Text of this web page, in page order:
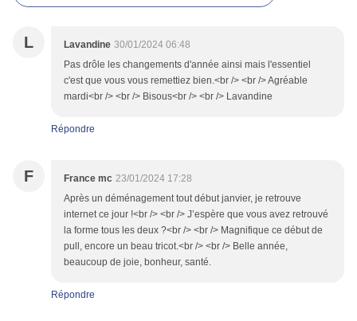
L Lavandine 30/01/2024 06:48
Pas drôle les changements d'année ainsi mais l'essentiel
c'est que vous vous remettiez bien.<br /> <br /> Agréable
mardi<br /> <br /> Bisous<br /> <br /> Lavandine
Répondre
F France mc 23/01/2024 17:28
Après un déménagement tout début janvier, je retrouve
internet ce jour !<br /> <br /> J’espère que vous avez retrouvé
la forme tous les deux ?<br /> <br /> Magnifique ce début de
pull, encore un beau tricot.<br /> <br /> Belle année,
beaucoup de joie, bonheur, santé.
Répondre